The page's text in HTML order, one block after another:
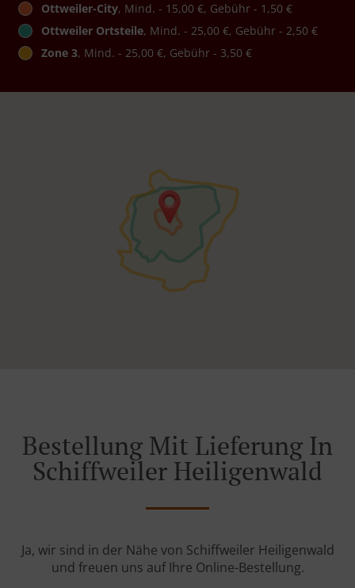
Ottweiler-City, Mind. - 15,00 €, Gebühr - 1,50 €
Ottweiler Ortsteile, Mind. - 25,00 €, Gebühr - 2,50 €
Zone 3, Mind. - 25,00 €, Gebühr - 3,50 €
Bestellung Mit Lieferung In
Schiffweiler Heiligenwald
Ja, wir sind in der Nähe von Schiffweiler Heiligenwald
und freuen uns auf Ihre Online-Bestellung.